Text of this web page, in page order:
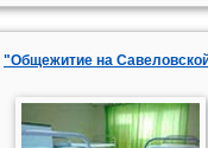
"Общежитие на